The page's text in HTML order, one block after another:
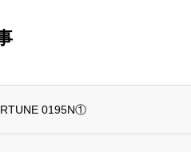
0195N①